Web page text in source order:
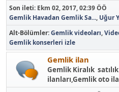
Son ileti: Ekm 02, 2017, 02:39 ÖÖ
Gemlik Havadan Gemlik Sa..., Uğur
Alt-Bölümler Gemlik videoları
Gemlik konserleri izle
Gemlik ilan
Gemlik Kiralık
ilanları,Gemlik oto